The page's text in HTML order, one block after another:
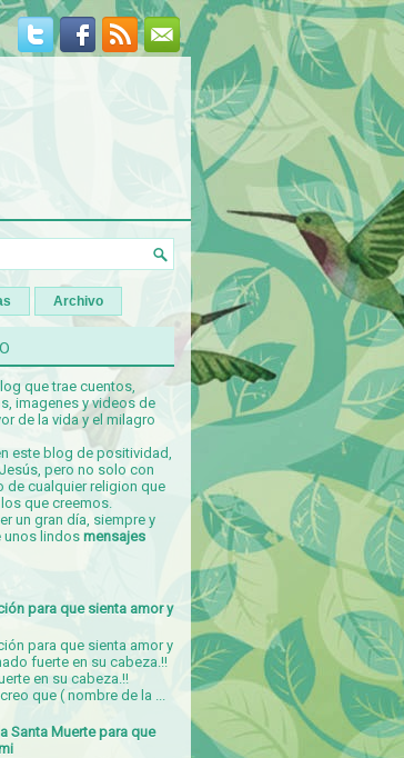
Archivo
que trae cuentos,
imagenes y videos de
de la vida y el milagro
este blog de positividad,
pero no solo con
de cualquier religion que
que creemos.
un gran día, siempre y
unos lindos mensajes
para que sienta amor y
para que sienta amor y
fuerte en su cabeza.!!
en su cabeza.!!
que ( nombre de la ...
Santa Muerte para que